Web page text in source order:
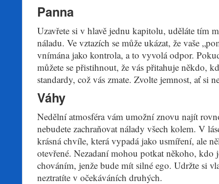
Panna
Uzavřete si v hlavě jednu kapitolu, uděláte tím
náladu. Ve vztazích se může ukázat, že vaše
vnímána jako kontrola, a to vyvolá odpor.
můžete se přistihnout, že vás přitahuje někdo,
standardy, což vás zmate. Zvolte jemnost, ať si
Váhy
Nedělní atmosféra vám umožní znovu najít
nebudete zachraňovat nálady všech kolem. V
krásná chvíle, která vypadá jako usmíření, ale
otevřené. Nezadaní mohou potkat někoho, kdo
chováním, jenže bude mít silné ego. Udržte si
neztratíte v očekáváních druhých.